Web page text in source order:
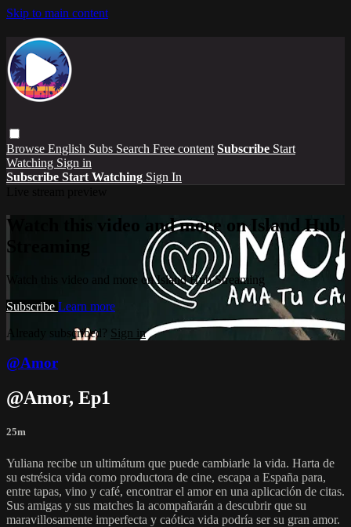
Skip to main content
Browse English Subs Search Free content Subscribe Start
Watching Sign in
Subscribe Start Watching Sign In
Watch this video and more on Island Hub
Streaming
Watch this video and more on Island Hub Streaming
Subscribe Learn more
Already subscribed? Sign in
@Amor
@Amor, Ep1
25m
Yuliana recibe un ultimátum que puede cambiarle la vida. Harta de
su estrésica vida como productora de cine, escapa a España para,
entre tapas, vino y café, encontrar el amor en una aplicación de citas.
Sus amigas y sus matches la acompañarán a descubrir que su
maravillosamente imperfecta y caótica vida podría ser su gran amor.